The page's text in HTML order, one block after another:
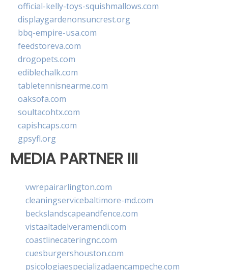
official-kelly-toys-squishmallows.com
displaygardenonsuncrest.org
bbq-empire-usa.com
feedstoreva.com
drogopets.com
ediblechalk.com
tabletennisnearme.com
oaksofa.com
soultacohtx.com
capishcaps.com
gpsyfl.org
MEDIA PARTNER III
vwrepairarlington.com
cleaningservicebaltimore-md.com
beckslandscapeandfence.com
vistaaltadelveramendi.com
coastlinecateringnc.com
cuesburgershouston.com
psicologiaespecializadaencampeche.com